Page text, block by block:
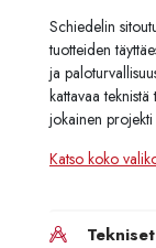
Schiedelin
tuotteiden
ja
kattavaa
jokainen
Katso koko